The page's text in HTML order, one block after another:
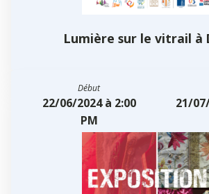
Lumière sur le vitrail à
Début
22/06/2024 à 2:00
PM
21/